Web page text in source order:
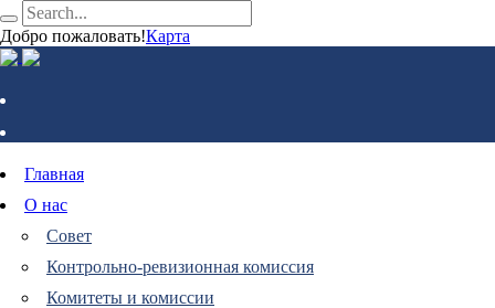
Добро пожаловать!Карта
Главная
О нас
Совет
Контрольно-ревизионная комиссия
Комитеты и комиссии